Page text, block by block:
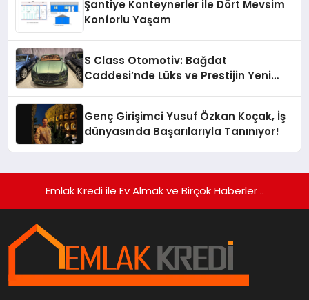
Şantiye Konteynerler ile Dört Mevsim
Konforlu Yaşam
S Class Otomotiv: Bağdat
Caddesi’nde Lüks ve Prestijin Yeni
Genç Girişimci Yusuf Özkan Koçak, İş
dünyasında Başarılarıyla Tanınıyor!
Emlak Kredi ile Ev Almak ve Birçok Haberler ..